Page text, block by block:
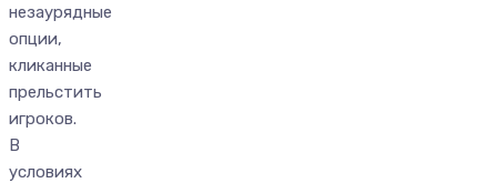
незаурядные
опции,
кликанные
прельстить
игроков.
В
условиях